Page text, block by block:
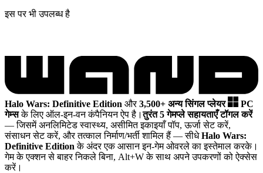
इस पर भी उपलब्ध है
Halo Wars: Definitive Edition और3,500+ अन्य सिंगल प्लेयर
PC
गेम्सके लिए ऑल-इन-वन कंपैनियन ऐप है।तुरंत 5 गेमप्ले सहायताएँ टॉगल करें
— जिसमें अनलिमिटेड स्वास्थ्य, असीमित इकाइयाँ पॉप, ऊर्जा सेट करें,
संसाधन सेट करें, और तत्काल निर्माण/भर्ती शामिल हैं — सीधेHalo Wars:
Definitive Edition के अंदर एक आसान इन-गेम ओवरले का इस्तेमाल करके।
गेम के एक्शन से बाहर निकले बिना, Alt+W के साथ अपने उपकरणों को ऐक्सेस
करें।